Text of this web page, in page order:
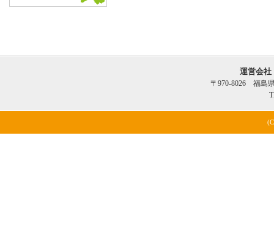
運営会
〒970-8026 福島